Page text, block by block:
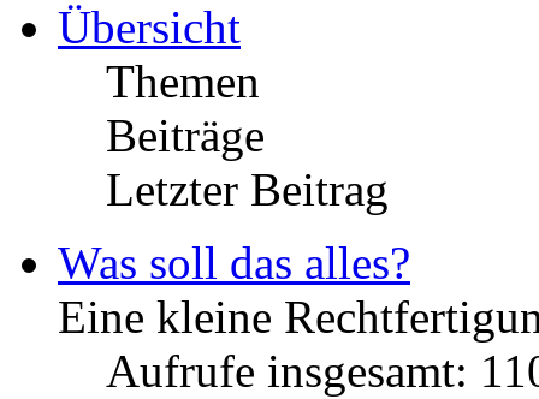
Übersicht
Themen
Beiträge
Letzter Beitrag
Was soll das alles?
Eine kleine
Aufrufe insgesamt: